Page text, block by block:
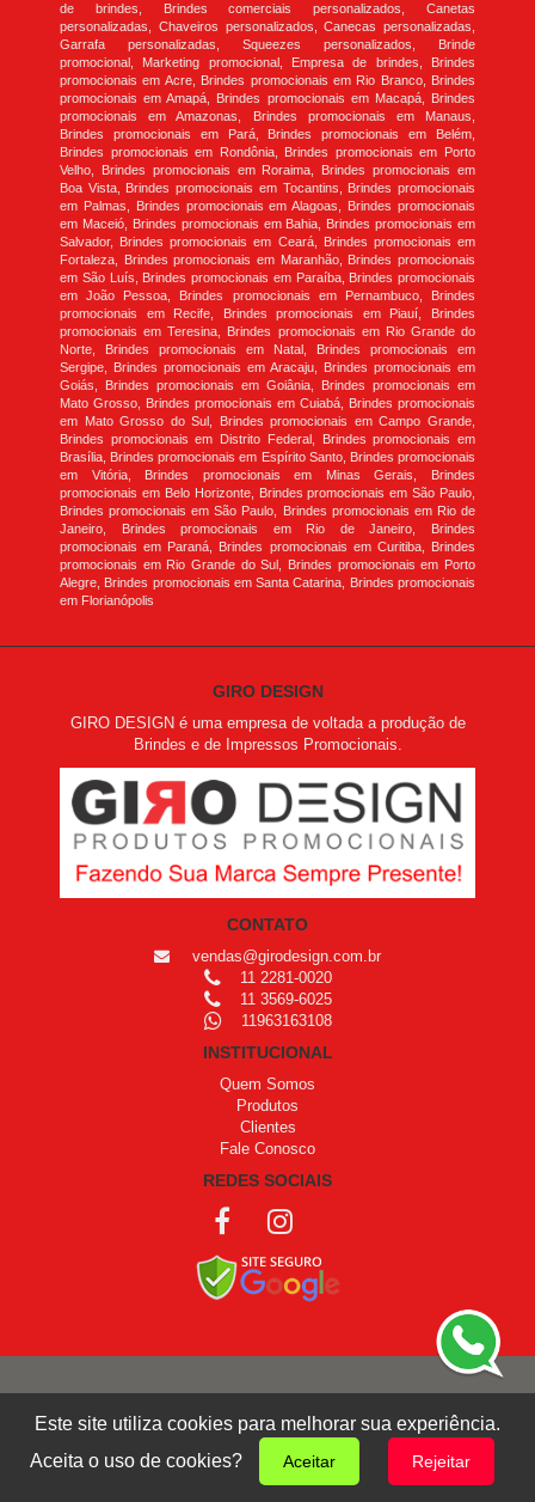
de brindes, Brindes comerciais personalizados, Canetas
personalizadas, Chaveiros personalizados, Canecas personalizadas,
Garrafa personalizadas, Squeezes personalizados, Brinde
promocional, Marketing promocional, Empresa de brindes, Brindes
promocionais em Acre, Brindes promocionais em Rio Branco, Brindes
promocionais em Amapá, Brindes promocionais em Macapá, Brindes
promocionais em Amazonas, Brindes promocionais em Manaus,
Brindes promocionais em Pará, Brindes promocionais em Belém,
Brindes promocionais em Rondônia, Brindes promocionais em Porto
Velho, Brindes promocionais em Roraima, Brindes promocionais em
Boa Vista, Brindes promocionais em Tocantins, Brindes promocionais
em Palmas, Brindes promocionais em Alagoas, Brindes promocionais
em Maceió, Brindes promocionais em Bahia, Brindes promocionais em
Salvador, Brindes promocionais em Ceará, Brindes promocionais em
Fortaleza, Brindes promocionais em Maranhão, Brindes promocionais
em São Luís, Brindes promocionais em Paraíba, Brindes promocionais
em João Pessoa, Brindes promocionais em Pernambuco, Brindes
promocionais em Recife, Brindes promocionais em Piauí, Brindes
promocionais em Teresina, Brindes promocionais em Rio Grande do
Norte, Brindes promocionais em Natal, Brindes promocionais em
Sergipe, Brindes promocionais em Aracaju, Brindes promocionais em
Goiás, Brindes promocionais em Goiânia, Brindes promocionais em
Mato Grosso, Brindes promocionais em Cuiabá, Brindes promocionais
em Mato Grosso do Sul, Brindes promocionais em Campo Grande,
Brindes promocionais em Distrito Federal, Brindes promocionais em
Brasília, Brindes promocionais em Espírito Santo, Brindes promocionais
em Vitória, Brindes promocionais em Minas Gerais, Brindes
promocionais em Belo Horizonte, Brindes promocionais em São Paulo,
Brindes promocionais em São Paulo, Brindes promocionais em Rio de
Janeiro, Brindes promocionais em Rio de Janeiro, Brindes
promocionais em Paraná, Brindes promocionais em Curitiba, Brindes
promocionais em Rio Grande do Sul, Brindes promocionais em Porto
Alegre, Brindes promocionais em Santa Catarina, Brindes promocionais
em Florianópolis
GIRO DESIGN
GIRO DESIGN é uma empresa de voltada a produção de
Brindes e de Impressos Promocionais.
CONTATO
vendas@girodesign.com.br
11 2281-0020
11 3569-6025
11963163108
INSTITUCIONAL
Quem Somos
Produtos
Clientes
Fale Conosco
REDES SOCIAIS
Giro Design
Este site utiliza cookies para melhorar sua experiência.
Aceita o uso de cookies?
Aceitar Rejeitar